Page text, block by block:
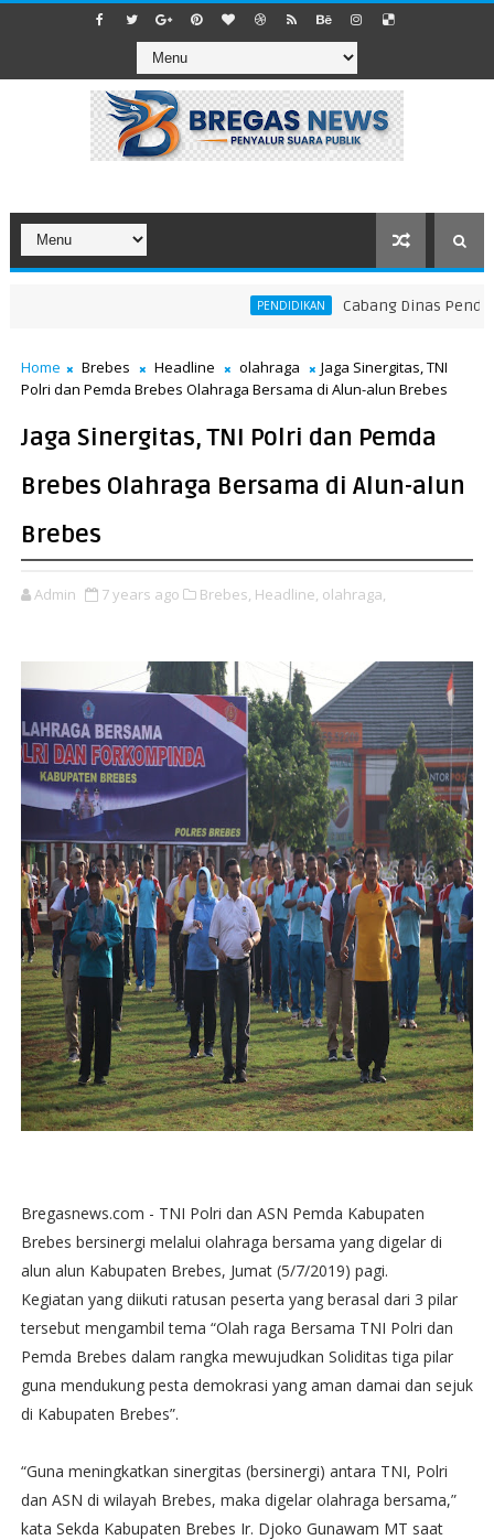
PENDIDIKAN Cabang Dinas
Home Brebes Headline olahraga
Jaga Sinergitas, TNI
Polri dan Pemda Brebes Olahraga Bersama di Alun-alun Brebes
Jaga Sinergitas, TNI Polri dan Pemda
Brebes Olahraga Bersama di Alun-alun
Brebes
Admin 7 years ago Brebes, Headline, olahraga,
Bregasnews.com - TNI Polri dan ASN Pemda Kabupaten
Brebes bersinergi melalui olahraga bersama yang digelar di
alun alun Kabupaten Brebes, Jumat (5/7/2019) pagi.
Kegiatan yang diikuti ratusan peserta yang berasal dari 3 pilar
tersebut mengambil tema “Olah raga Bersama TNI Polri dan
Pemda Brebes dalam rangka mewujudkan Soliditas tiga pilar
guna mendukung pesta demokrasi yang aman damai dan sejuk
di Kabupaten Brebes”.
“Guna meningkatkan sinergitas (bersinergi) antara TNI, Polri
dan ASN di wilayah Brebes, maka digelar olahraga bersama,”
kata Sekda Kabupaten Brebes Ir. Djoko Gunawam MT saat